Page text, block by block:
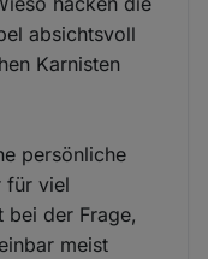
absichtsvoll
Karnisten
persönliche
für viel
bei der Frage,
meist